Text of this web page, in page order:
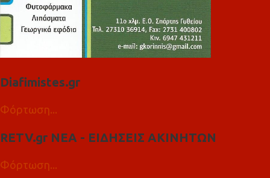
Diafimistes.gr
Φόρτωση...
RETV.gr ΝΕΑ - ΕΙΔΗΣΕΙΣ ΑΚΙΝΗΤΩΝ
Φόρτωση...